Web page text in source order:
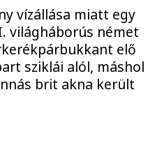
vízállása miatt egy
világháborús német
elő
sziklái alól, máshol
brit akna került